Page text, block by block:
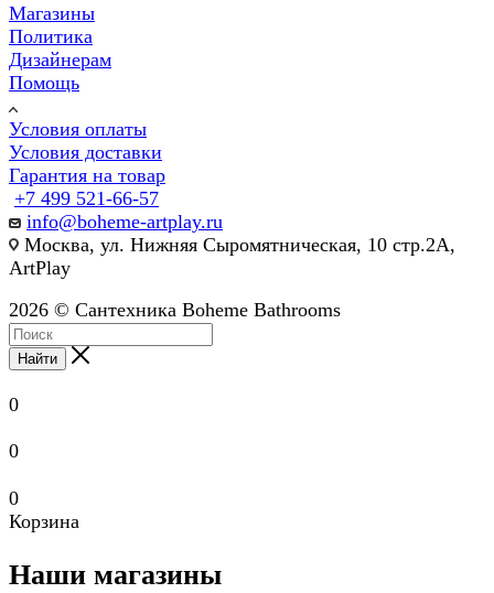
Магазины
Политика
Дизайнерам
Помощь
Условия оплаты
Условия доставки
Гарантия на товар
+7 499 521-66-57
info@boheme-artplay.ru
Москва, ул. Нижняя Сыромятническая, 10 стр.2А,
ArtPlay
2026 © Сантехника Boheme Bathrooms
Найти
0
0
0
Корзина
Наши магазины